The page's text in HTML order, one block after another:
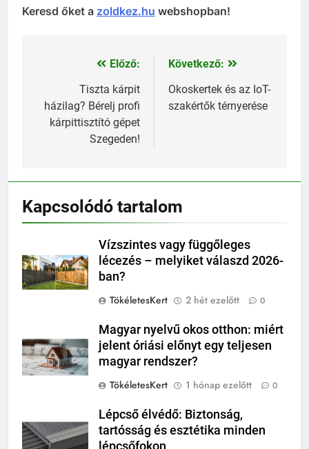
Keresd őket a zoldkez.hu webshopban!
Bejegyzés
navigáció
Előző:
Tiszta kárpit
házilag? Bérelj profi
kárpittisztító gépet
Szegeden!
Következő:
Okoskertek és az IoT-
szakértők térnyerése
Kapcsolódó tartalom
Vízszintes vagy függőleges
lécezés – melyiket válaszd 2026-
ban?
TökéletesKert
2 hét ezelőtt 0
Magyar nyelvű okos otthon: miért
jelent óriási előnyt egy teljesen
magyar rendszer?
TökéletesKert
1 hónap ezelőtt 0
Lépcső élvédő: Biztonság,
tartósság és esztétika minden
lépcsőfokon